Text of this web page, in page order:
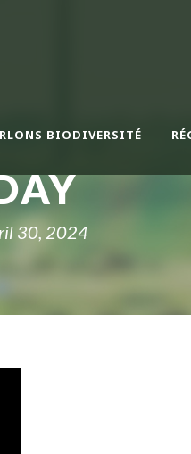
BIODIVERSITÉ
30, 2024